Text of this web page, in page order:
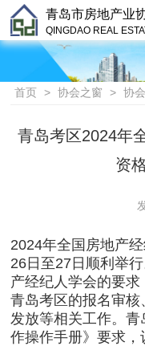
青岛市房地产业
QINGDAO REAL
首页 > 协会之窗 > 协
青岛考区2024年
资
2024年全国房地产
26日至27日顺利举
产经纪人学会的要
青岛考区的报名审
发放等相关工作。
作操作手册》要求